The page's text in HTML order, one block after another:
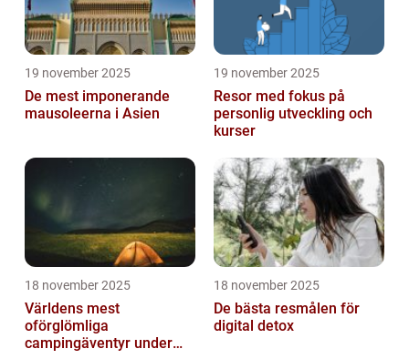
19 november 2025
De mest imponerande
mausoleerna i Asien
19 november 2025
Resor med fokus på
personlig utveckling och
kurser
18 november 2025
Världens mest
oförglömliga
campingäventyr under
18 november 2025
De bästa resmålen för
digital detox